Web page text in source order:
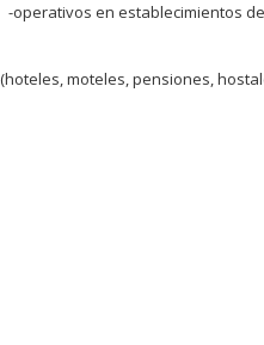
-operativos en establecimientos
moteles, pensiones,